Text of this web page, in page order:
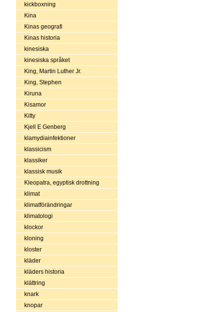
kickboxning
Kina
Kinas geografi
Kinas historia
kinesiska
kinesiska språket
King, Martin Luther Jr.
King, Stephen
Kiruna
Kisamor
Kitty
Kjell E Genberg
klamydiainfektioner
klassicism
klassiker
klassisk musik
Kleopatra, egyptisk drottning
klimat
klimatförändringar
klimatologi
klockor
kloning
kloster
kläder
kläders historia
klättring
knark
knopar